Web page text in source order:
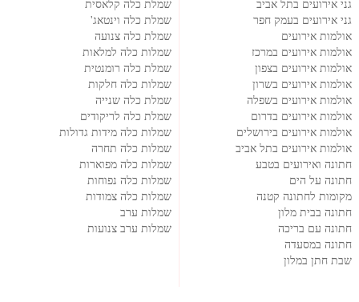
גני אירועים בתל אביב
גני אירועים בעמק חפר
אולמות אירועים
אולמות אירועים במרכז
אולמות אירועים בצפון
אולמות אירועים בשרון
אולמות אירועים בשפלה
אולמות אירועים בדרום
אולמות אירועים בירושלים
אולמות אירועים בתל אביב
חתונה ואירועים בטבע
חתונה על הים
מקומות לחתונה קטנה
חתונה בבית מלון
חתונה עם בריכה
חתונה במסעדה
שבת חתן במלון
שמלת כלה קלאסית
שמלת כלה וינטאג'
שמלת כלה צנועה
שמלות כלה למלאות
שמלת כלה רומנטית
שמלות כלה חלקות
שמלת כלה שנייה
שמלת כלה לריקודים
שמלות כלה מידות גדולות
שמלות כלה תחרה
שמלות כלה מפוארות
שמלות כלה נפוחות
שמלות כלה צמודות
שמלות ערב
שמלות ערב צנועות